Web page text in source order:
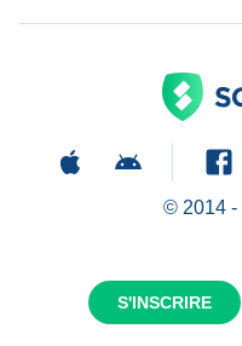
S'INSCRIRE
© 2014 -